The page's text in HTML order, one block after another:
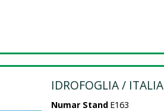
IDROFOGLIA / ITALIA
Numar Stand E163